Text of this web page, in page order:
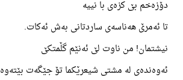
دۆزەخم بێ کزەی با نییە
تا ئەمرێ هەناسەی ساردتانی بەش ئەکات.
نیشتمان! من ناوت لێ ئەنێم گڵمتکێ
ئەوەندەی لە مشتی شیعرێکما تۆ جێگەت بێتەوە